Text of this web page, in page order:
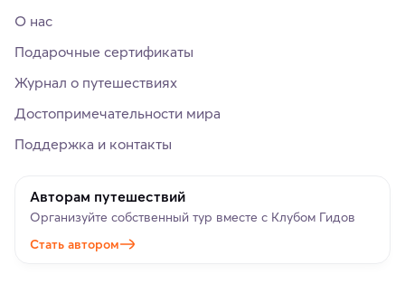
О нас
Подарочные сертификаты
Журнал о путешествиях
Достопримечательности мира
Поддержка и контакты
Авторам путешествий
Организуйте собственный тур вместе с Клубом Гидов
Стать автором